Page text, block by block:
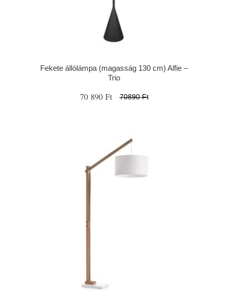
Fekete állólámpa (magasság 130 cm) Alfie –
Trio
70 890 Ft 70890 Ft